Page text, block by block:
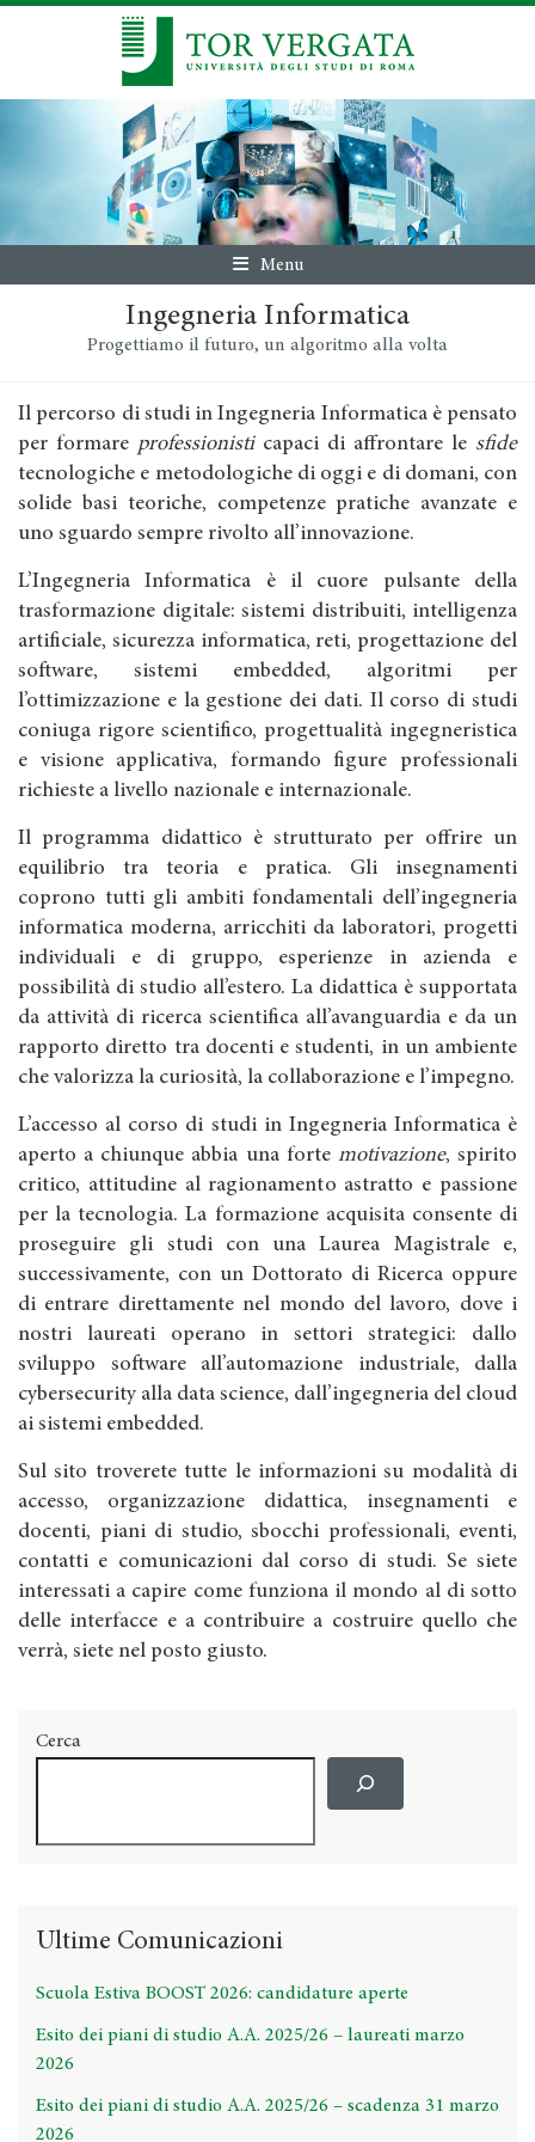
Menu
Ingegneria Informatica
Progettiamo il futuro, un algoritmo alla volta
Il percorso di studi in Ingegneria Informatica è pensato
per formare professionisticapaci di affrontare le sfide
tecnologiche e metodologiche di oggi e di domani, con
solide basi teoriche, competenze pratiche avanzate e
uno sguardo sempre rivolto all’innovazione.
L’Ingegneria Informatica è il cuore pulsante della
trasformazione digitale: sistemi distribuiti, intelligenza
artificiale, sicurezza informatica, reti, progettazione del
software, sistemi embedded, algoritmi per
l’ottimizzazione e la gestione dei dati. Il corso di studi
coniuga rigore scientifico, progettualità ingegneristica
e visione applicativa, formando figure professionali
richieste a livello nazionale e internazionale.
Il programma didattico è strutturato per offrire un
equilibrio tra teoria e pratica. Gli insegnamenti
coprono tutti gli ambiti fondamentali dell’ingegneria
informatica moderna, arricchiti da laboratori, progetti
individuali e di gruppo, esperienze in azienda e
possibilità di studio all’estero. La didattica è supportata
da attività di ricerca scientifica all’avanguardia e da un
rapporto diretto tra docenti e studenti, in un ambiente
che valorizza la curiosità, la collaborazione e l’impegno.
L’accesso al corso di studi in Ingegneria Informatica è
aperto a chiunque abbia una forte motivazione, spirito
critico, attitudine al ragionamento astratto e passione
per la tecnologia. La formazione acquisita consente di
proseguire gli studi con una Laurea Magistrale e,
successivamente, con un Dottorato di Ricerca oppure
di entrare direttamente nel mondo del lavoro, dove i
nostri laureati operano in settori strategici: dallo
sviluppo software all’automazione industriale, dalla
cybersecurity alla data science, dall’ingegneria del cloud
ai sistemi embedded.
Sul sito troverete tutte le informazioni su modalità di
accesso, organizzazione didattica, insegnamenti e
docenti, piani di studio, sbocchi professionali, eventi,
contatti e comunicazioni dal corso di studi. Se siete
interessati a capire come funziona il mondo al di sotto
delle interfacce e a contribuire a costruire quello che
verrà, siete nel posto giusto.
Cerca
Ultime Comunicazioni
Scuola Estiva BOOST 2026: candidature aperte
Esito dei piani di studio A.A. 2025/26 – laureati marzo
2026
Esito dei piani di studio A.A. 2025/26 – scadenza 31 marzo
2026